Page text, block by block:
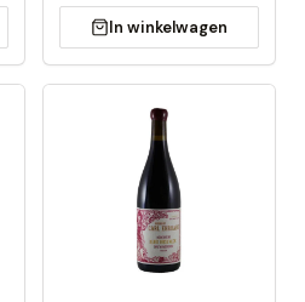
In winkelwagen